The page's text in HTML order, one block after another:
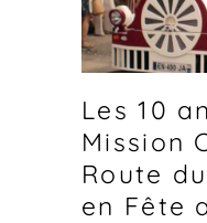
Les 10
Mission
Route
en Fête